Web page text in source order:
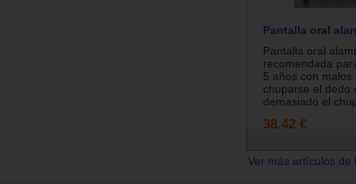
Pantalla oral
Pantalla oral
recomendada
5 años con malos
chuparse el dedo
demasiado el
38.42 €
Ver más artículos